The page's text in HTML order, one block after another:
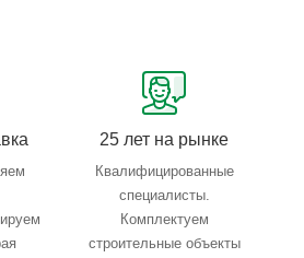
въезд, погрузка, выезд
25 лет на рынке
Квалифицированные
специалисты.
Комплектуем
строительные объекты